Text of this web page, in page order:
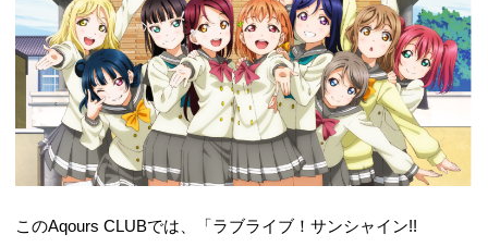
このAqours CLUBでは、「ラブライブ！サンシャイン!!